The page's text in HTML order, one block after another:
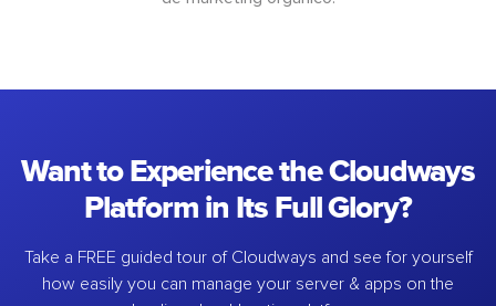
Want to Experience the Cloudways
Platform in Its Full Glory?
Take a FREE guided tour of Cloudways and see for yourself
how easily you can manage your server & apps on the